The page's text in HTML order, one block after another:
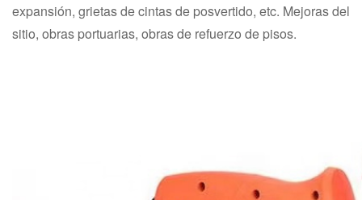
expansión, grietas de cintas de posvertido, etc. Mejoras del
sitio, obras portuarias, obras de refuerzo de pisos.